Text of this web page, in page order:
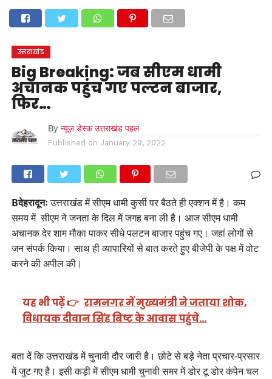
देहरादूननैनीताल
मनोरंजन
उत्तराखंड
Big Breaking: जब सीएम धामी
अचानक पहुंच गए पल्टन बाजार,
फिर…
By न्यूज़ डेस्क उत्तराखंड पहल
Published on January 29, 2022
Bदेहरादूनःउत्तराखंड में सीएम धामी कुर्सी पर बैठते ही एक्शन में है। कम
समय में सीएम ने जनता के दिल में जगह बना ली है। आज सीएम धामी
अचानक देर शाम मौका पाकर सीधे पलटन बाजार पहुंच गए। जहां लोगों से
जन संपर्क किया। साथ ही व्यापारियों से बात करते हुए बीजेपी के पक्ष में वोट
करने की अपील की।
यह भी पढ़ें 👉 रामनगर में मुख्यमंत्री ने जताया शोक,
विधायक दीवान सिंह बिष्ट के आवास पहुंचे…
बता दें कि उत्तराखंड में चुनावी दौर जारी है। छोटे से बड़े नेता प्रचार-प्रसार
में जुट गए है। इसी कड़ी में सीएम धामी चुनावी समर में डोर टू डोर कंपेन चल